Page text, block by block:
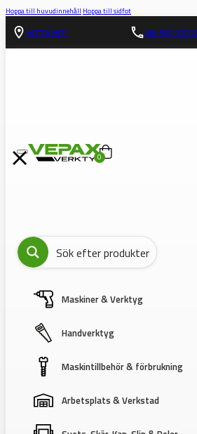
Hoppa till huvudinnehåll Hoppa till sidfot
HITTA HIT! 08-562 372
0
Maskiner & Verktyg
Handverktyg
Maskintillbehör & förbrukning
Arbetsplats & Verkstad